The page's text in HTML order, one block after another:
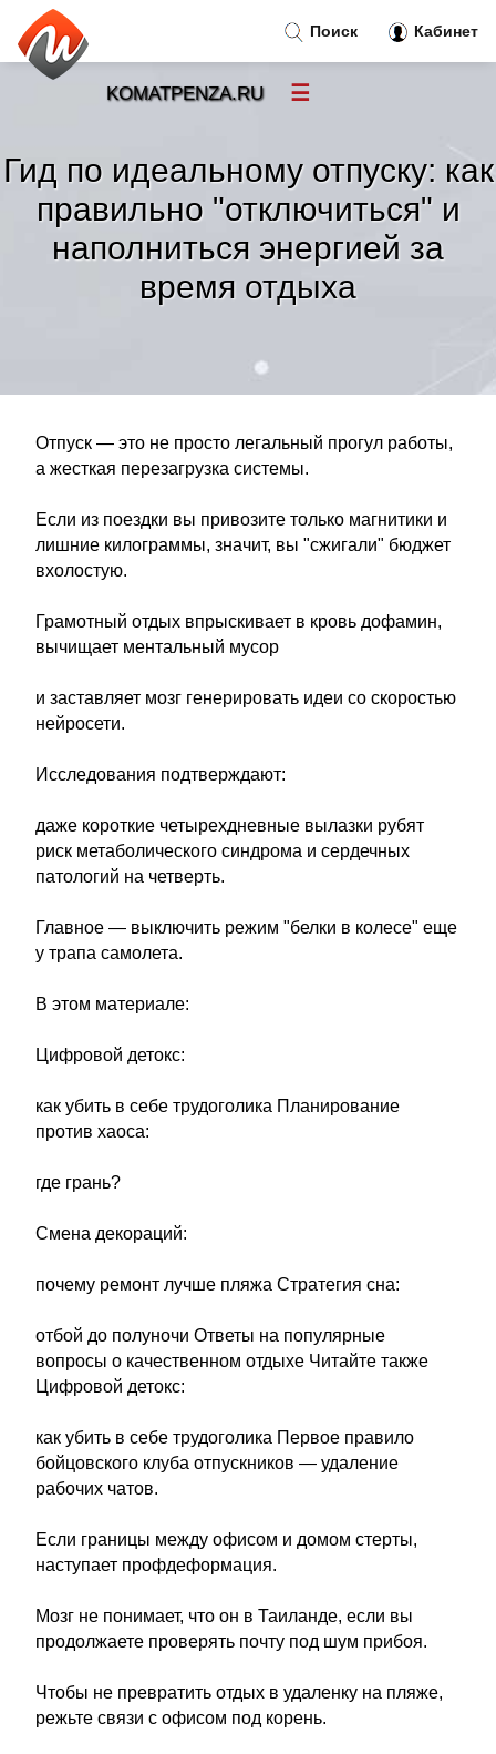
Гид по идеальному отпуску: как
правильно "отключиться" и
наполниться энергией за
время отдыха
Отпуск — это не просто легальный прогул работы,
а жесткая перезагрузка системы.
Если из поездки вы привозите только магнитики и
лишние килограммы, значит, вы "сжигали" бюджет
вхолостую.
Грамотный отдых впрыскивает в кровь дофамин,
вычищает ментальный мусор
и заставляет мозг генерировать идеи со скоростью
нейросети.
Исследования подтверждают:
даже короткие четырехдневные вылазки рубят
риск метаболического синдрома и сердечных
патологий на четверть.
Главное — выключить режим "белки в колесе" еще
у трапа самолета.
В этом материале:
Цифровой детокс:
как убить в себе трудоголика Планирование
против хаоса:
где грань?
Смена декораций:
почему ремонт лучше пляжа Стратегия сна:
отбой до полуночи Ответы на популярные
вопросы о качественном отдыхе Читайте также
Цифровой детокс:
как убить в себе трудоголика Первое правило
бойцовского клуба отпускников — удаление
рабочих чатов.
Если границы между офисом и домом стерты,
наступает профдеформация.
Мозг не понимает, что он в Таиланде, если вы
продолжаете проверять почту под шум прибоя.
Чтобы не превратить отдых в удаленку на пляже,
режьте связи с офисом под корень.
Поиск Кабинет
KOMATPENZA.RU ☰
Новости»
Тренды новостей»
Рубрики»